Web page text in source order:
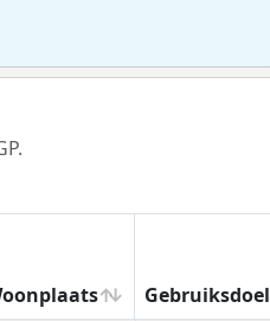
Gebruiksdoel